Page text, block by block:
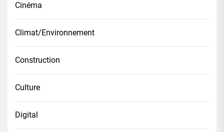
Cinéma
Climat/Environnement
Construction
Culture
Digital